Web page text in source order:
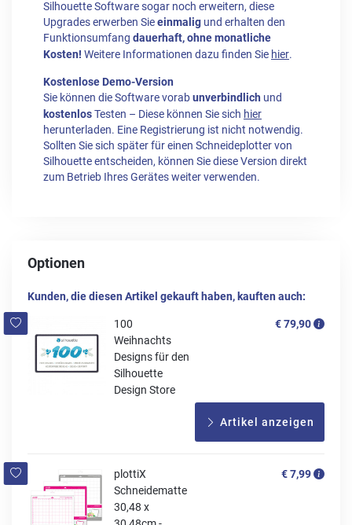
Silhouette Software sogar noch erweitern, diese
Upgrades erwerben Sieeinmalig und erhalten den
Funktionsumfang dauerhaft, ohne monatliche
Kosten! Weitere Informationen dazu finden Sie hier.
Kostenlose Demo-Version
Sie können die Software vorabunverbindlich und
kostenlosTesten – Diese können Sie sich hier
herunterladen. Eine Registrierung ist nicht notwendig.
Sollten Sie sich später für einen Schneideplotter von
Silhouette entscheiden, können Sie diese Version direkt
zum Betrieb Ihres Gerätes weiter verwenden.
Optionen
Kunden, die diesen Artikel gekauft haben, kauften auch:
100
Weihnachts
Designs für den
Silhouette
Design Store
€ 79,90
Artikel anzeigen
plottiX
Schneidematte
30,48 x
€ 7,99